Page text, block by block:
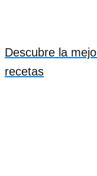
Descubre la
recetas